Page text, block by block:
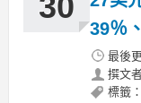
39％
最後
撰文
標籤：